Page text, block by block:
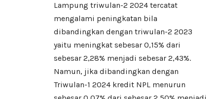
Lampung triwulan-2 2024 tercatat
mengalami peningkatan bila
dibandingkan dengan triwulan-2 2023
yaitu meningkat sebesar 0,15% dari
sebesar 2,28% menjadi sebesar 2,43%.
Namun, jika dibandingkan dengan
Triwulan-1 2024 kredit NPL menurun